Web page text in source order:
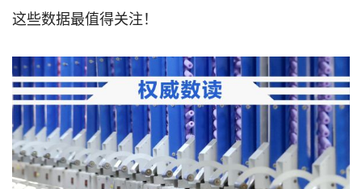
这些数据最值得关注！